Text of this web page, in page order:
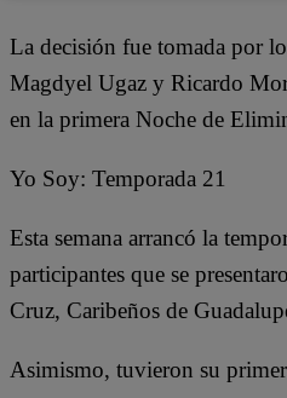
La decisión fue tomada por
Magdyel Ugaz y Ricardo
en la primera Noche de
Yo Soy: Temporada 21
Esta semana arrancó la
participantes que se
Cruz, Caribeños de
Asimismo, tuvieron su